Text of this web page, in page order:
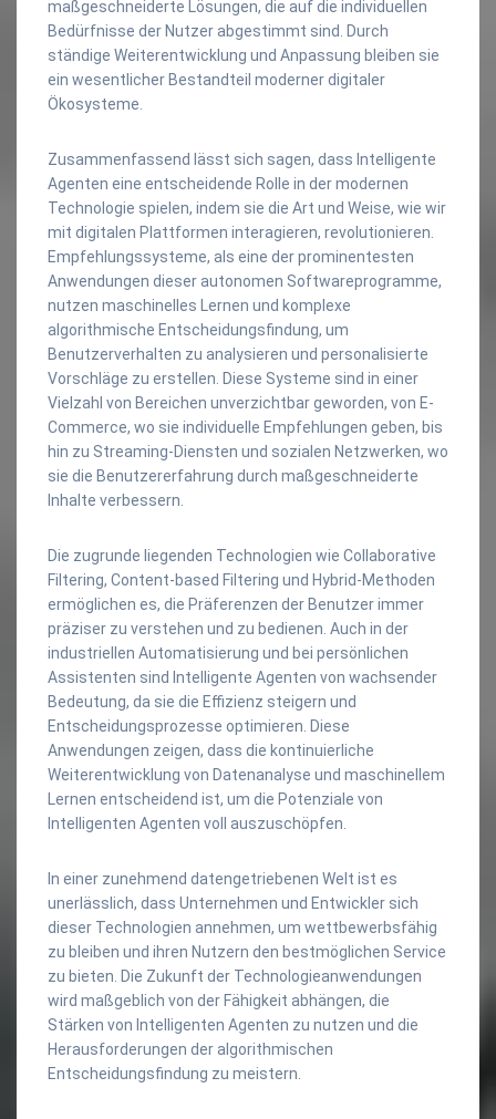
maßgeschneiderte Lösungen, die auf die individuellen
Bedürfnisse der Nutzer abgestimmt sind. Durch
ständige Weiterentwicklung und Anpassung bleiben sie
ein wesentlicher Bestandteil moderner digitaler
Ökosysteme.
Zusammenfassend lässt sich sagen, dass Intelligente
Agenten eine entscheidende Rolle in der modernen
Technologie spielen, indem sie die Art und Weise, wie wir
mit digitalen Plattformen interagieren, revolutionieren.
Empfehlungssysteme, als eine der prominentesten
Anwendungen dieser autonomen Softwareprogramme,
nutzen maschinelles Lernen und komplexe
algorithmische Entscheidungsfindung, um
Benutzerverhalten zu analysieren und personalisierte
Vorschläge zu erstellen. Diese Systeme sind in einer
Vielzahl von Bereichen unverzichtbar geworden, von E-
Commerce, wo sie individuelle Empfehlungen geben, bis
hin zu Streaming-Diensten und sozialen Netzwerken, wo
sie die Benutzererfahrung durch maßgeschneiderte
Inhalte verbessern.
Die zugrunde liegenden Technologien wie Collaborative
Filtering, Content-based Filtering und Hybrid-Methoden
ermöglichen es, die Präferenzen der Benutzer immer
präziser zu verstehen und zu bedienen. Auch in der
industriellen Automatisierung und bei persönlichen
Assistenten sind Intelligente Agenten von wachsender
Bedeutung, da sie die Effizienz steigern und
Entscheidungsprozesse optimieren. Diese
Anwendungen zeigen, dass die kontinuierliche
Weiterentwicklung von Datenanalyse und maschinellem
Lernen entscheidend ist, um die Potenziale von
Intelligenten Agenten voll auszuschöpfen.
In einer zunehmend datengetriebenen Welt ist es
unerlässlich, dass Unternehmen und Entwickler sich
dieser Technologien annehmen, um wettbewerbsfähig
zu bleiben und ihren Nutzern den bestmöglichen Service
zu bieten. Die Zukunft der Technologieanwendungen
wird maßgeblich von der Fähigkeit abhängen, die
Stärken von Intelligenten Agenten zu nutzen und die
Herausforderungen der algorithmischen
Entscheidungsfindung zu meistern.